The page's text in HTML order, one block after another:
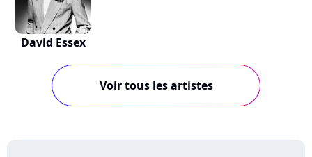
David Essex
Voir tous les artistes